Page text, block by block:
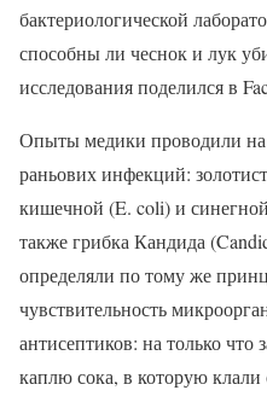
бактериологической
способны ли чеснок и лук
исследования поделился в
Опыты медики проводили на
раньових инфекций:
кишечной (E. coli) и
также грибка Кандида
определяли по тому же
чувствительность
антисептиков: на только что
каплю сока, в которую клали